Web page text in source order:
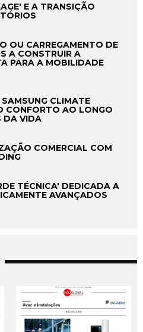
E A TRANSIÇÃO
OU CARREGAMENTO DE
A CONSTRUIR A
PARA A MOBILIDADE
CLIMATE
CONFORTO AO LONGO
DA VIDA
COMERCIAL COM
TÉCNICA' DEDICADA A
AVANÇADOS